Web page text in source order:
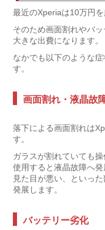
最近のXperiaは10万円
そのため画面割れやバ
大きな出費になります。
なかでも以下のような
す。
画面割れ・液晶故
落下による画面割れは
す。
ガラスが割れていても
使用すると液晶故障へ発
見た目が悪い、といっ
発展します。
バッテリー劣化